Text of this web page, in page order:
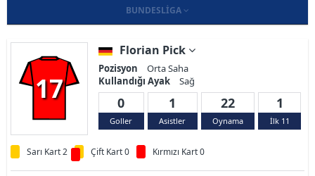
BUNDESLIGA
17
Florian Pick
Pozisyon
Orta Saha
Kullandığı Ayak
Sağ
0
Goller
1
Asistler
22
Oynama
1
İlk 11
Sarı Kart 2 Çift Kart 0 Kırmızı Kart 0